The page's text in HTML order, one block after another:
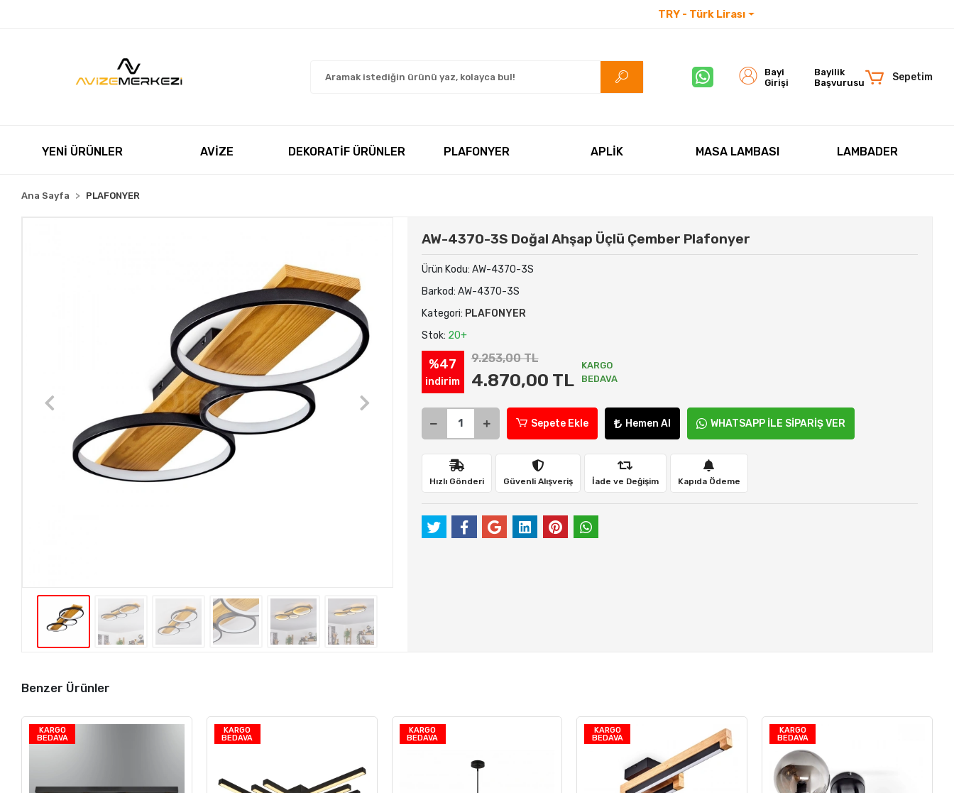
TRY - Türk Lirası
Bayi
Girişi
Bayilik
Başvurusu
Sepetim
YENİ ÜRÜNLER AVİZE DEKORATİF ÜRÜNLER PLAFONYER APLİK MASA LAMBASI LAMBADER
Ana Sayfa PLAFONYER
AW-4370-3S Doğal Ahşap Üçlü Çember Plafonyer
Ürün Kodu: AW-4370-3S
Barkod: AW-4370-3S
Kategori: PLAFONYER
Stok: 20+
%47
indirim
9.253,00 TL
4.870,00 TL
KARGO
BEDAVA
Sepete Ekle Hemen Al WHATSAPP İLE SİPARİŞ VER
Hızlı Gönderi Güvenli Alışveriş İade ve Değişim Kapıda Ödeme
Benzer Ürünler
KARGO
BEDAVA
KARGO
BEDAVA
KARGO
BEDAVA
KARGO
BEDAVA
KARGO
BEDAVA